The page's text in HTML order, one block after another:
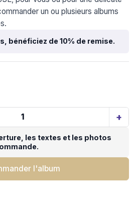
un ou plusieurs albums
bénéficiez de 10% de remise.
+
les textes et les photos
l'album